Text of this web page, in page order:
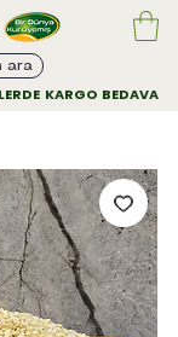
ara
KARGO  BEDAVA